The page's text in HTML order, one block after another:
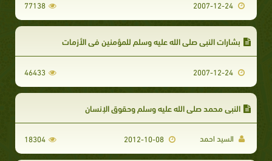
77138
بشارات النبي صلى الله عليه وسلم للمؤمنين في الأزمات
46433
النبي محمد صلى الله عليه وسلم وحقوق الإنسان
السيد احمد 2012-10-08
18304